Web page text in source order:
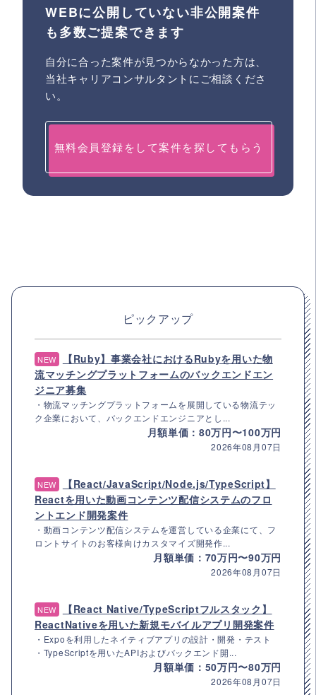
WEBに公開していない非公開案件
も多数ご提案できます
自分に合った案件が見つからなかった方は、
当社キャリアコンサルタントにご相談くださ
い。
無料会員登録をして案件を探してもらう
ピックアップ
NEW
【Ruby】事業会社におけるRubyを用いた物
流マッチングプラットフォームのバックエンドエン
ジニア募集
・物流マッチングプラットフォームを展開している物流テッ
ク企業において、バックエンドエンジニアとし...
月額単価：80万円〜100万円
2026年08月07日
NEW
【React/JavaScript/Node.js/TypeScript】
Reactを用いた動画コンテンツ配信システムのフロ
ントエンド開発案件
・動画コンテンツ配信システムを運営している企業にて、フ
ロントサイトのお客様向けカスタマイズ開発作...
月額単価：70万円〜90万円
2026年08月07日
NEW
【React Native/TypeScriptフルスタック】
ReactNativeを用いた新規モバイルアプリ開発案件
・Expoを利用したネイティブアプリの設計・開発・テスト
・TypeScriptを用いたAPIおよびバックエンド開...
月額単価：50万円〜80万円
2026年08月07日